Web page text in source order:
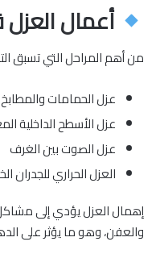
أعمال
من أهم المراحل التي تسبق
عزل الحمامات والمطابخ
عزل الأسطح الداخلية
عزل الصوت بين الغرف
العزل الحراري للجدران
إهمال العزل يؤدي إلى
والعفن، وهو ما يؤثر على